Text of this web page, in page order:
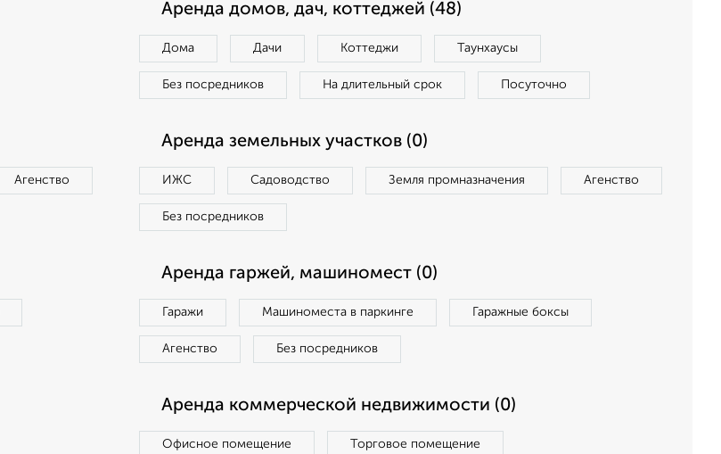
Аренда домов, дач, коттеджей (48)
Дома Дачи Коттеджи Таунхаусы
Без посредников На длительный срок Посуточно
Агенство
Аренда земельных участков (0)
ИЖС Садоводство Земля промназначения Агенство
Без посредников
Аренда гаржей, машиномест (0)
Гаражи Машиноместа в паркинге Гаражные боксы
Агенство Без посредников
Аренда коммерческой недвижимости (0)
Офисное помещение Торговое помещение